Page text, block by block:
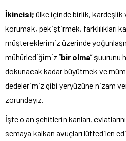
İkincisi; ülke içinde birlik, kardeşlik
korumak, pekiştirmek, farklılıkları
müştereklerimiz üzerinde
mühürlediğimiz “bir olma” şuurunu
dokunacak kadar büyütmek ve
dedelerimiz gibi yeryüzüne nizam
zorundayız.
İşte o an şehitlerin kanları,
semaya kalkan avuçları lütfedilen